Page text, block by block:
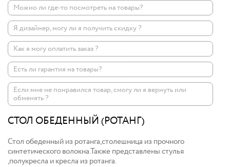
Можно ли где-то посмотреть на товары?
Я дизайнер, могу ли я получить скидку ?
Как я могу оплатить заказ ?
Есть ли гарантия на товары?
Если мне не понравился товар, смогу ли я вернуть или
обменять ?
СТОЛ ОБЕДЕННЫЙ (РОТАНГ)
Стол обеденный из ротанга,столешница из прочного
синтетического волокна.Также представлены стулья
,полукресла и кресла из ротанга.